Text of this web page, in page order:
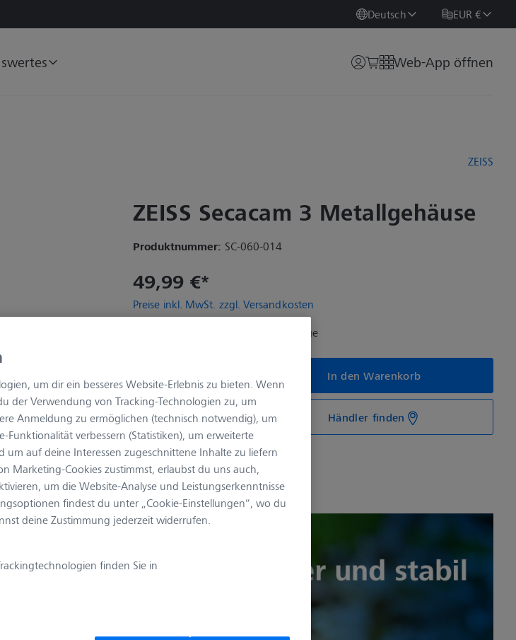
Deutsch EUR €
Web-App öffnen
ZEISS
ZEISS Secacam 3 Metallgehäuse
Produktnummer: SC-060-014
49,99 €*
Preise inkl. MwSt. zzgl. Versandkosten
Sofort verfügbar, Lieferzeit: 1-3 Tage
In den Warenkorb
Händler finden
um dir ein besseres Website-Erlebnis zu bieten. Wenn
der Verwendung von Tracking-Technologien zu, um
Anmeldung zu ermöglichen (technisch notwendig), um
Funktionalität verbessern (Statistiken), um erweiterte
auf deine Interessen zugeschnittene Inhalte zu liefern
Marketing-Cookies zustimmst, erlaubst du uns auch,
um die Website-Analyse und Leistungserkenntnisse
findest du unter „Cookie-Einstellungen“, wo du
deine Zustimmung jederzeit widerrufen.
finden Sie in